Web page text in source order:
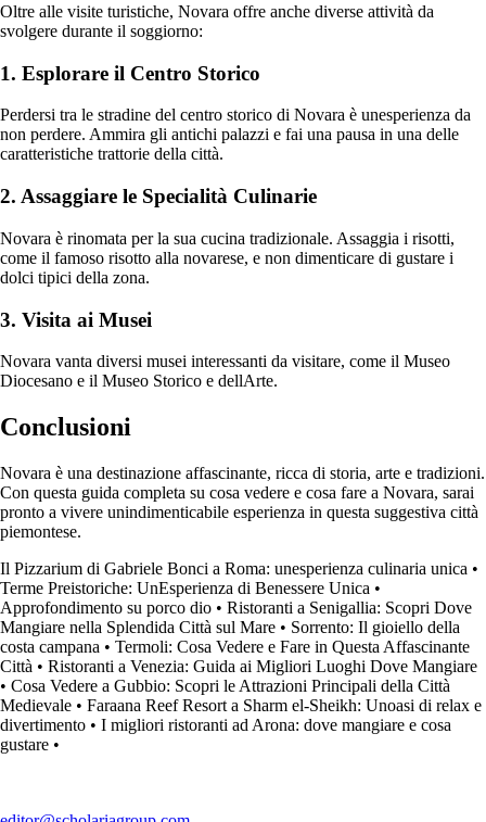
Oltre alle visite turistiche, Novara offre anche diverse attività da
svolgere durante il soggiorno:
1. Esplorare il Centro Storico
Perdersi tra le stradine del centro storico di Novara è unesperienza da
non perdere. Ammira gli antichi palazzi e fai una pausa in una delle
caratteristiche trattorie della città.
2. Assaggiare le Specialità Culinarie
Novara è rinomata per la sua cucina tradizionale. Assaggia i risotti,
come il famoso risotto alla novarese, e non dimenticare di gustare i
dolci tipici della zona.
3. Visita ai Musei
Novara vanta diversi musei interessanti da visitare, come il Museo
Diocesano e il Museo Storico e dellArte.
Conclusioni
Novara è una destinazione affascinante, ricca di storia, arte e tradizioni.
Con questa guida completa su cosa vedere e cosa fare a Novara, sarai
pronto a vivere unindimenticabile esperienza in questa suggestiva città
piemontese.
Il Pizzarium di Gabriele Bonci a Roma: unesperienza culinaria unica •
Terme Preistoriche: UnEsperienza di Benessere Unica •
Approfondimento su porco dio • Ristoranti a Senigallia: Scopri Dove
Mangiare nella Splendida Città sul Mare • Sorrento: Il gioiello della
costa campana • Termoli: Cosa Vedere e Fare in Questa Affascinante
Città • Ristoranti a Venezia: Guida ai Migliori Luoghi Dove Mangiare
• Cosa Vedere a Gubbio: Scopri le Attrazioni Principali della Città
Medievale • Faraana Reef Resort a Sharm el-Sheikh: Unoasi di relax e
divertimento • I migliori ristoranti ad Arona: dove mangiare e cosa
gustare •